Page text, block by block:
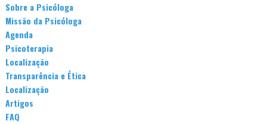
Sobre a Psicóloga
Missão da Psicóloga
Agenda
Psicoterapia
Localização
Transparência e Ética
Localização
Artigos
FAQ